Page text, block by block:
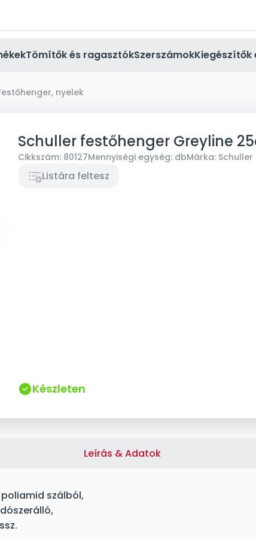
Tömítők és ragasztókSzerszámok
nyelek
Schuller festőhenger Greyline
Cikkszám: 80127Mennyiségi egység: dbMárka: Schuller
Listára feltesz
Készleten
Leírás & Adatok
szálból,